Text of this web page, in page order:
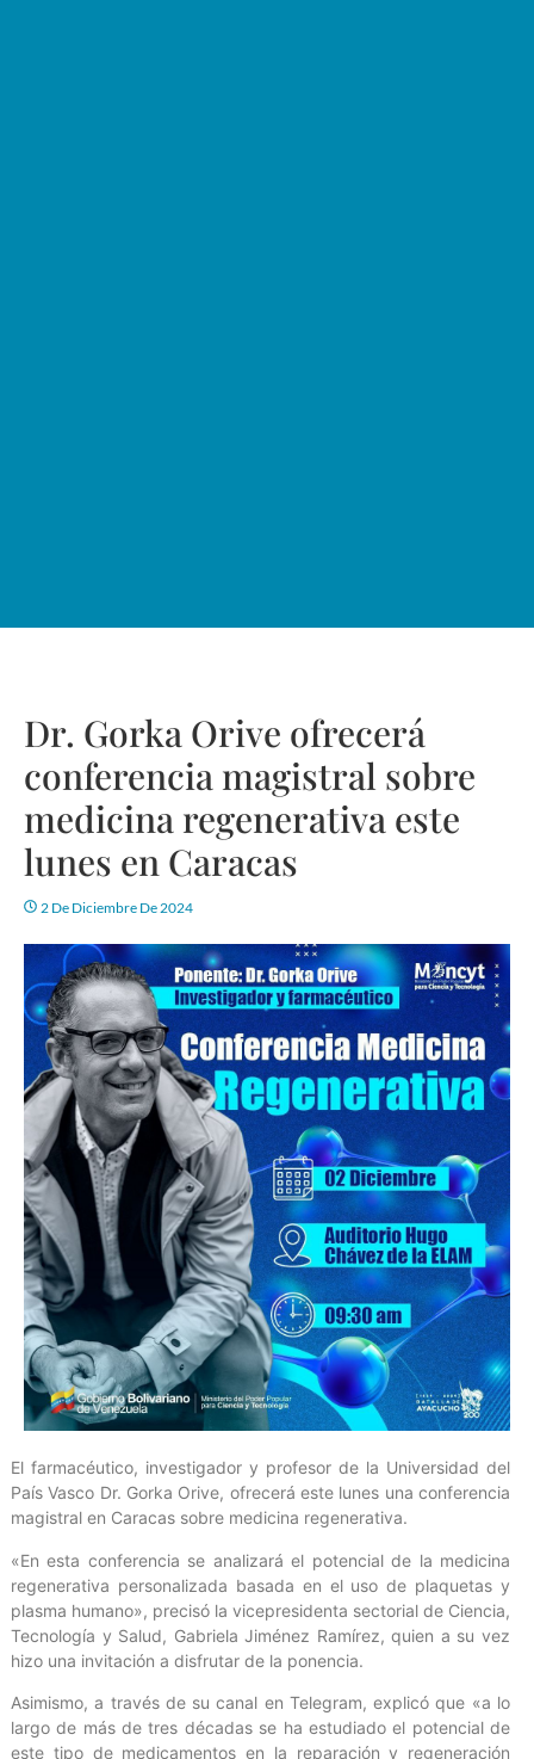
Dr. Gorka Orive ofrecerá
conferencia magistral sobre
medicina regenerativa este
lunes en Caracas
2 De Diciembre De 2024
El farmacéutico, investigador y profesor de la Universidad del
País Vasco Dr. Gorka Orive, ofrecerá este lunes una conferencia
magistral en Caracas sobre medicina regenerativa.
«En esta conferencia se analizará el potencial de la medicina
regenerativa personalizada basada en el uso de plaquetas y
plasma humano», precisó la vicepresidenta sectorial de Ciencia,
Tecnología y Salud, Gabriela Jiménez Ramírez, quien a su vez
hizo una invitación a disfrutar de la ponencia.
Asimismo, a través de su canal en Telegram, explicó que «a lo
largo de más de tres décadas se ha estudiado el potencial de
este tipo de medicamentos en la reparación y regeneración